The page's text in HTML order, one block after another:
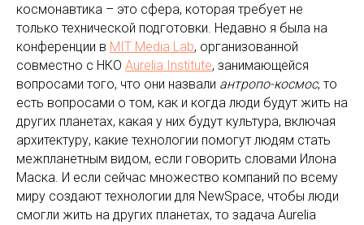
космонавтика – это сфера, которая требует не
только технической подготовки. Недавно я была на
конференции в MIT Media Lab, организованной
совместно с НКО Aurelia Institute, занимающейся
вопросами того, что они назвали антропо-космос, то
есть вопросами о том, как и когда люди будут жить на
других планетах, какая у них будут культура, включая
архитектуру, какие технологии помогут людям стать
межпланетным видом, если говорить словами Илона
Маска. И если сейчас множество компаний по всему
миру создают технологии для NewSpace, чтобы люди
смогли жить на других планетах, то задача Aurelia